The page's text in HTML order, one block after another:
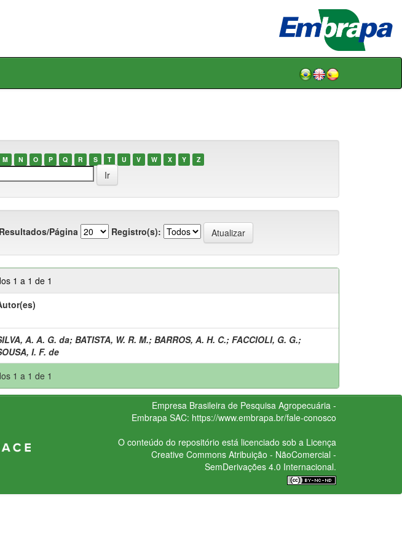
M N O P Q R S T U V W X Y Z
Resultados/Página Registro(s):
1 a 1 de 1
A. A. G. da; BATISTA, W. R. M.; BARROS, A. H. C.; FACCIOLI, G. G.;
I. F. de
1 a 1 de 1
Empresa Brasileira de Pesquisa Agropecuária -
Embrapa SAC: https://www.embrapa.br/fale-conosco
O conteúdo do repositório está licenciado sob a Licença
Creative CommonsAtribuição - NãoComercial -
SemDerivações 4.0 Internacional.